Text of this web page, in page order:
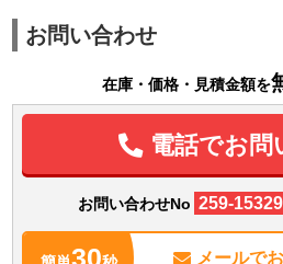
お問い合わせ
在庫・価格・見積金額を
30 メールで
電話でお問
お問い合わせNo 259-15329